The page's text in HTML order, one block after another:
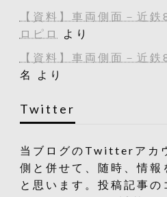
【資料】車両側面－近
ロピロ
より
【資料】車両側面－近
名
より
Twitter
当ブログのTwitterアカ
側と併せて、随時、情報
と思います。投稿記事の